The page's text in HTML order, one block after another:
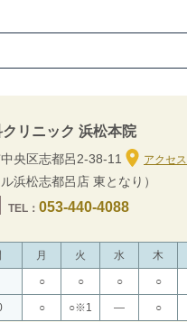
リニック 浜松本院
央区志都呂2-38-11 アクセス
浜松志都呂店 東となり）
TEL： 053-440-4088
月 火 水 木
○ ○ ○ ○
○ ○※1 ― ○